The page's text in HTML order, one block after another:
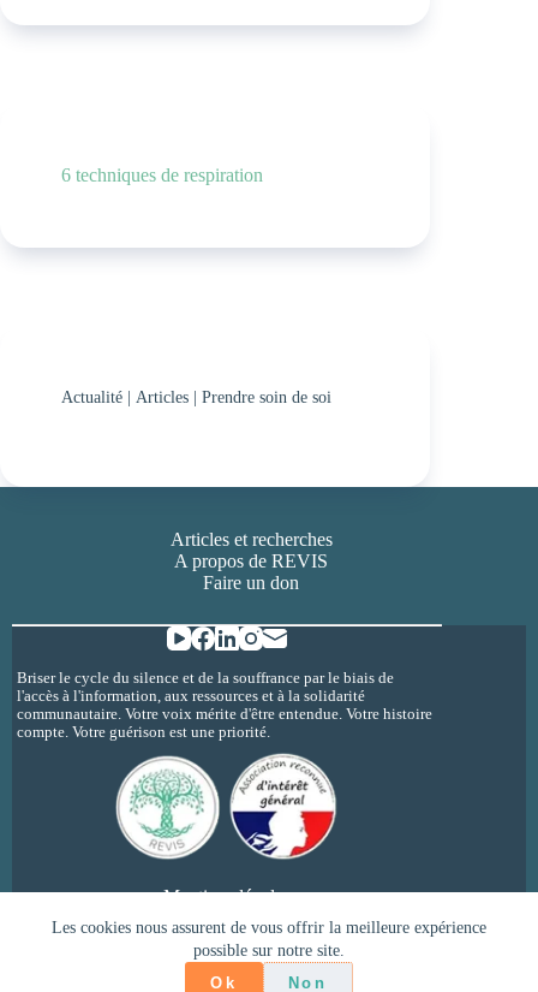
Les cookies nous assurent de vous offrir la meilleure expérience
possible sur notre site.
Ok
Non
6 techniques de respiration
Actualité | Articles | Prendre soin de soi
Articles et recherches
A propos de REVIS
Faire un don
Briser le cycle du silence et de la souffrance par le biais de
l'accès à l'information, aux ressources et à la solidarité
communautaire. Votre voix mérite d'être entendue. Votre histoire
compte. Votre guérison est une priorité.
Mentions légales
Politique de confidentialité
Copyright © 2026 - REVIS - inceste et
psychotraumatisme @revisherault